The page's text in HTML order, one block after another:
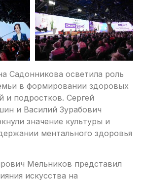
Садонникова осветила роль
в формировании здоровых
и подростков. Сергей
и Василий Зурабович
значение культуры и
ментального здоровья
Мельников представил
искусства на